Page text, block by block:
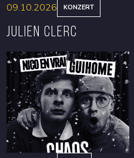
RESERVIEREN
09.10.2026 KONZERT
Julien Clerc